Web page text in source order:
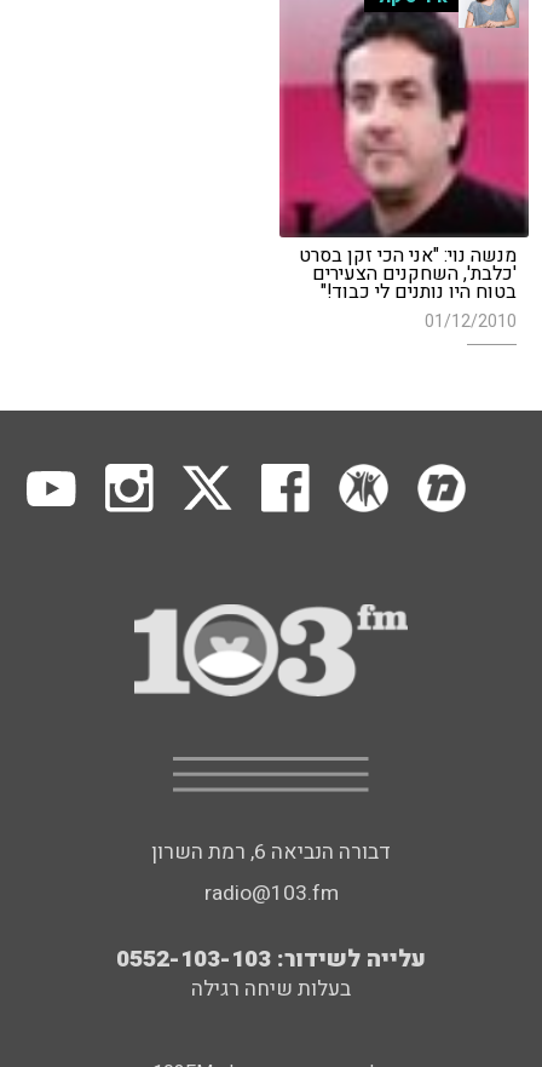
מנשה נוי: "אני הכי זקן בסרט
'כלבת', השחקנים הצעירים
בטוח היו נותנים לי כבוד!"
01/12/2010
דבורה הנביאה 6, רמת השרון
radio@103.fm
עלייה לשידור: 0552-103-103
בעלות שיחה רגילה